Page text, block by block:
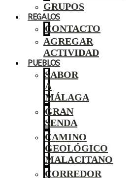
GRUPOS
REGALOS
CONTACTO
AGREGAR
ACTIVIDAD
PUEBLOS
SABOR
A
MÁLAGA
GRAN
SENDA
CAMINO
GEOLÓGICO
MALACITANO
CORREDOR